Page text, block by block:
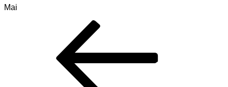
Mai
Beitragsnavigation